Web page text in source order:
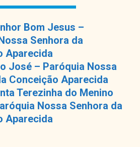
Bom Jesus –
Senhora da
Aparecida
José – Paróquia Nossa
Conceição Aparecida
Terezinha do Menino
Nossa Senhora da
Aparecida